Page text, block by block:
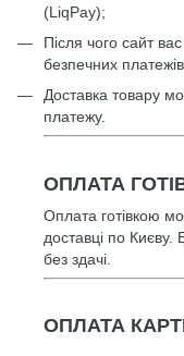
(LiqPay);
Після чого сайт
безпечних
Доставка товару
платежу.
ОПЛАТА
Оплата готівкою
доставці по Києву.
без здачі.
ОПЛАТА